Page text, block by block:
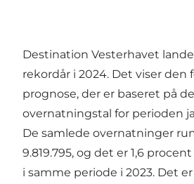
Destination Vesterhavet
rekordår i 2024. Det viser den
prognose, der er baseret på
overnatningstal for perioden
De samlede overnatninger
9.819.795, og det er 1,6
i samme periode i 2023. Det